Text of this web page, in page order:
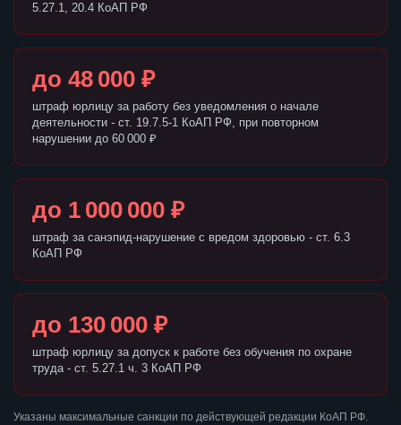
5.27.1, 20.4 КоАП РФ
до 48 000 ₽
штраф юрлицу за работу без уведомления о начале
деятельности - ст. 19.7.5-1 КоАП РФ, при повторном
нарушении до 60 000 ₽
до 1 000 000 ₽
штраф за санэпид-нарушение с вредом здоровью - ст. 6.3
КоАП РФ
до 130 000 ₽
штраф юрлицу за допуск к работе без обучения по охране
труда - ст. 5.27.1 ч. 3 КоАП РФ
Указаны максимальные санкции по действующей редакции КоАП РФ.